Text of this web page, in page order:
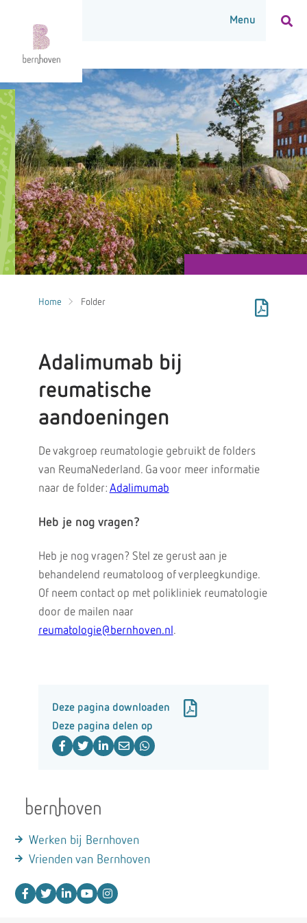
Home Folder
Adalimumab bij
reumatische
aandoeningen
De vakgroep reumatologie gebruikt de folders
van ReumaNederland. Ga voor meer informatie
naar de folder: Adalimumab
Heb je nog vragen?
Heb je nog vragen? Stel ze gerust aan je
behandelend reumatoloog of verpleegkundige.
Of neem contact op met polikliniek reumatologie
door de mailen naar
reumatologie@bernhoven.nl .
Deze pagina downloaden
Deze pagina delen op
Werken bij Bernhoven
Vrienden van Bernhoven